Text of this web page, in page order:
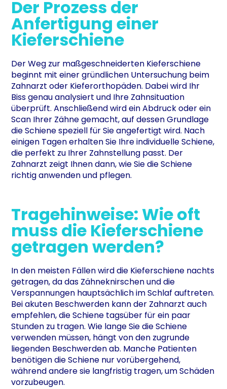
Der Prozess der
Anfertigung einer
Kieferschiene
Der Weg zur maßgeschneiderten Kieferschiene
beginnt mit einer gründlichen Untersuchung beim
Zahnarzt oder Kieferorthopäden. Dabei wird Ihr
Biss genau analysiert und Ihre Zahnsituation
überprüft. Anschließend wird ein Abdruck oder ein
Scan Ihrer Zähne gemacht, auf dessen Grundlage
die Schiene speziell für Sie angefertigt wird. Nach
einigen Tagen erhalten Sie Ihre individuelle Schiene,
die perfekt zu Ihrer Zahnstellung passt. Der
Zahnarzt zeigt Ihnen dann, wie Sie die Schiene
richtig anwenden und pflegen.
Tragehinweise: Wie oft
muss die Kieferschiene
getragen werden?
In den meisten Fällen wird die Kieferschiene nachts
getragen, da das Zähneknirschen und die
Verspannungen hauptsächlich im Schlaf auftreten.
Bei akuten Beschwerden kann der Zahnarzt auch
empfehlen, die Schiene tagsüber für ein paar
Stunden zu tragen. Wie lange Sie die Schiene
verwenden müssen, hängt von den zugrunde
liegenden Beschwerden ab. Manche Patienten
benötigen die Schiene nur vorübergehend,
während andere sie langfristig tragen, um Schäden
vorzubeugen.